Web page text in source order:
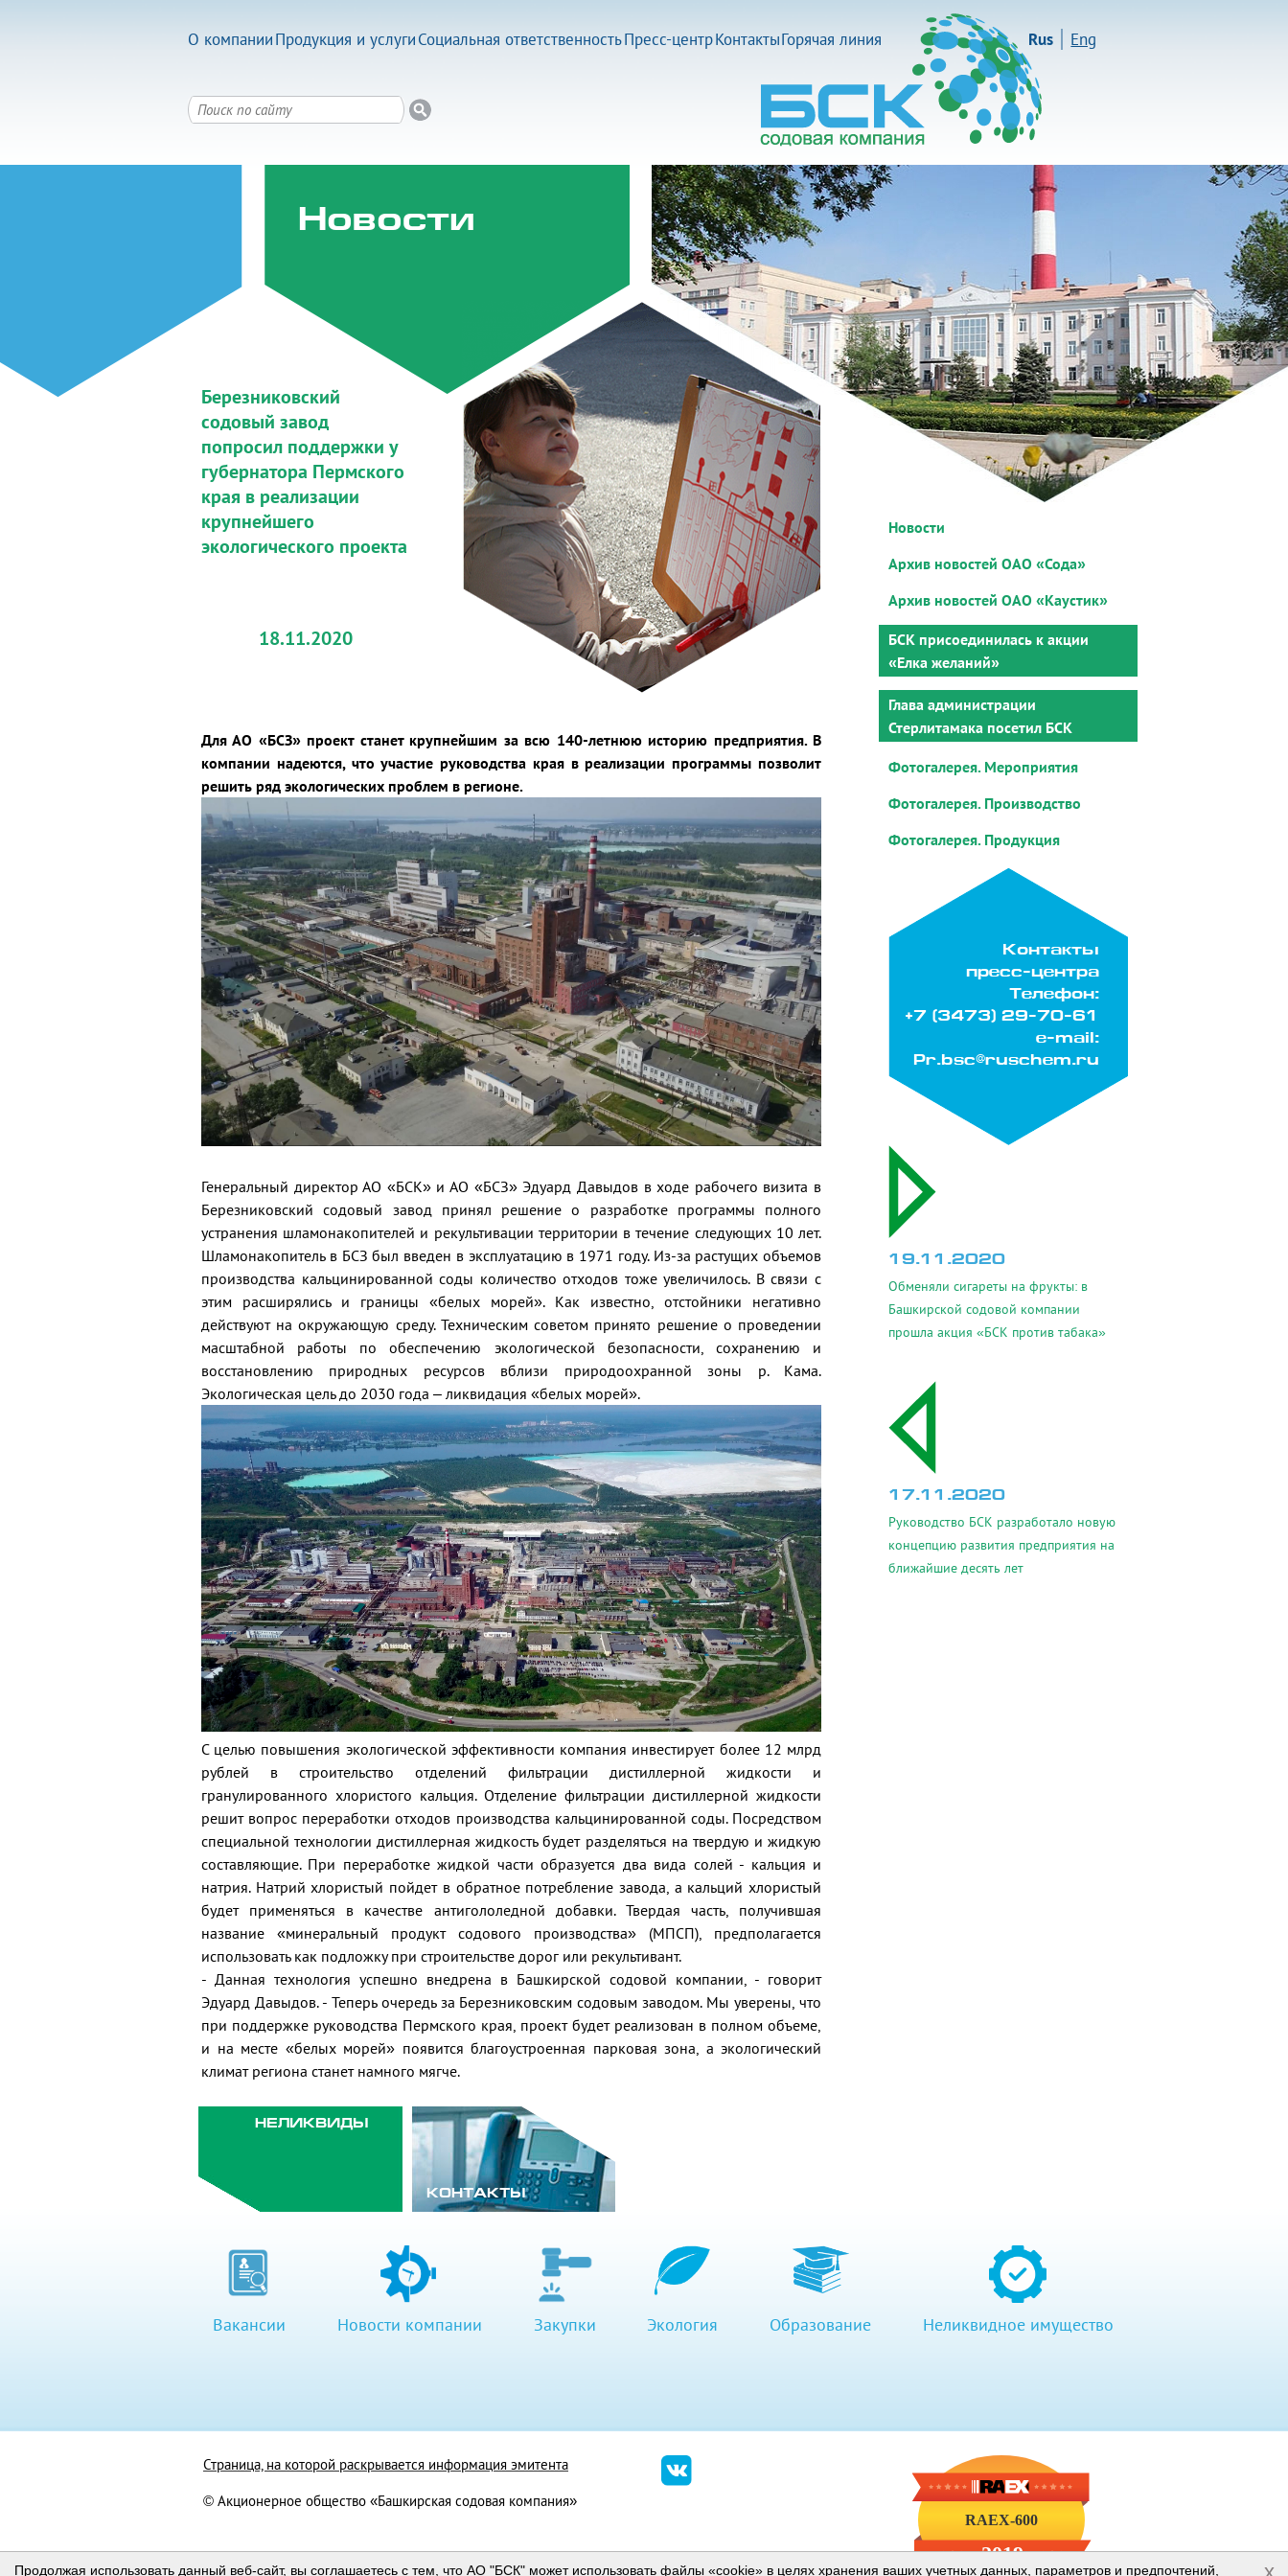
О компанииПродукция и услугиСоциальная ответственностьПресс-центрКонтактыГорячая линия Rus Eng
Новости
Березниковский
содовый завод
попросил поддержки у
губернатора Пермского
края в реализации
крупнейшего
экологического проекта
18.11.2020
Для АО «БСЗ» проект станет крупнейшим за всю 140-летнюю историю предприятия. В
компании надеются, что участие руководства края в реализации программы позволит
решить ряд экологических проблем в регионе.
Генеральный директор АО «БСК» и АО «БСЗ» Эдуард Давыдов в ходе рабочего визита в
Березниковский содовый завод принял решение о разработке программы полного
устранения шламонакопителей и рекультивации территории в течение следующих 10 лет.
Шламонакопитель в БСЗ был введен в эксплуатацию в 1971 году. Из-за растущих объемов
производства кальцинированной соды количество отходов тоже увеличилось. В связи с
этим расширялись и границы «белых морей». Как известно, отстойники негативно
действуют на окружающую среду. Техническим советом принято решение о проведении
масштабной работы по обеспечению экологической безопасности, сохранению и
восстановлению природных ресурсов вблизи природоохранной зоны р. Кама.
Экологическая цель до 2030 года – ликвидация «белых морей».
С целью повышения экологической эффективности компания инвестирует более 12 млрд
рублей в строительство отделений фильтрации дистиллерной жидкости и
гранулированного хлористого кальция. Отделение фильтрации дистиллерной жидкости
решит вопрос переработки отходов производства кальцинированной соды. Посредством
специальной технологии дистиллерная жидкость будет разделяться на твердую и жидкую
составляющие. При переработке жидкой части образуется два вида солей - кальция и
натрия. Натрий хлористый пойдет в обратное потребление завода, а кальций хлористый
будет применяться в качестве антигололедной добавки. Твердая часть, получившая
название «минеральный продукт содового производства» (МПСП), предполагается
использовать как подложку при строительстве дорог или рекультивант.
- Данная технология успешно внедрена в Башкирской содовой компании, - говорит
Эдуард Давыдов. - Теперь очередь за Березниковским содовым заводом. Мы уверены, что
при поддержке руководства Пермского края, проект будет реализован в полном объеме,
и на месте «белых морей» появится благоустроенная парковая зона, а экологический
климат региона станет намного мягче.
Новости
Архив новостей ОАО «Сода»
Архив новостей ОАО «Каустик»
БСК присоединилась к акции
«Елка желаний»
Глава администрации
Стерлитамака посетил БСК
Фотогалерея. Мероприятия
Фотогалерея. Производство
Фотогалерея. Продукция
Контакты
пресс-центра
Телефон:
+7 (3473) 29-70-61
e-mail:
Pr.bsc@ruschem.ru
19.11.2020
Обменяли сигареты на фрукты: в
Башкирской содовой компании
прошла акция «БСК против табака»
17.11.2020
Руководство БСК разработало новую
концепцию развития предприятия на
ближайшие десять лет
НЕЛИКВИДЫ
КОНТАКТЫ
Вакансии Новости компании Закупки Экология Образование Неликвидное имущество
Страница, на которой раскрывается информация эмитента
© Акционерное общество «Башкирская содовая компания»
Мобильная версия
RAEX-600
2019
Продолжая использовать данный веб-сайт, вы соглашаетесь с тем, что АО "БСК" может использовать файлы «cookie» в целях хранения ваших учетных данных, параметров и предпочтений, x